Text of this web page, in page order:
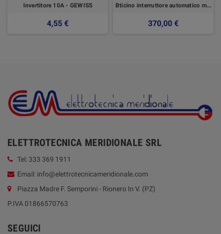
Invertitore 10A - GEWISS
4,55 €
Bticino interruttore automatico magnetotermico T7134ba/160
370,00 €
ELETTROTECNICA MERIDIONALE SRL
Tel: 333 369 1911
Email: info@elettrotecnicameridionale.com
Piazza Madre F. Semporini - Rionero In V. (PZ)
P.IVA 01866570763
SEGUICI